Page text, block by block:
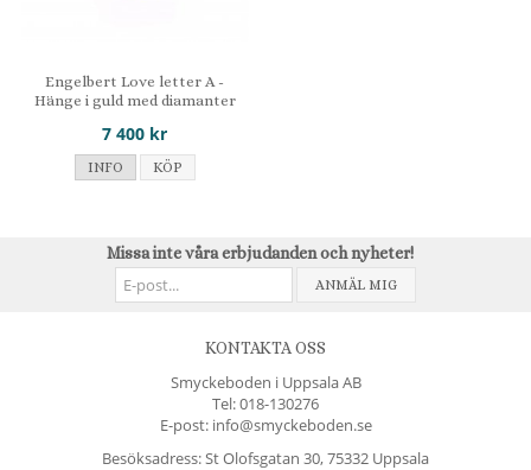
Engelbert Love letter A -
Hänge i guld med diamanter
7 400 kr
INFO KÖP
Missa inte våra erbjudanden och nyheter!
ANMÄL MIG
KONTAKTA OSS
Smyckeboden i Uppsala AB
Tel:018-130276
E-post: info@smyckeboden.se
Besöksadress: St Olofsgatan 30, 75332 Uppsala